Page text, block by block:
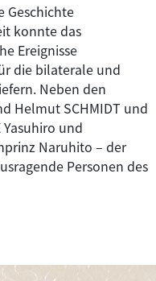
Geschichte
konnte das
Ereignisse
die bilaterale und
Neben den
Helmut SCHMIDT und
und
Naruhito – der
Personen des